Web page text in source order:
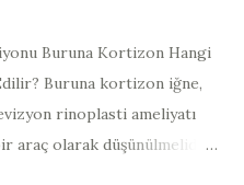
Buruna Kortizon Hangi
Buruna kortizon iğne,
rinoplasti ameliyatı
araç olarak düşünülmelidir.